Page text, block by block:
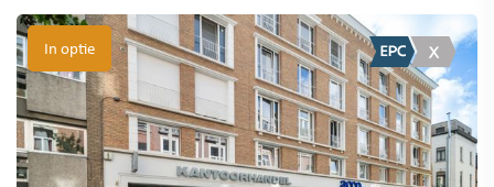
In optie